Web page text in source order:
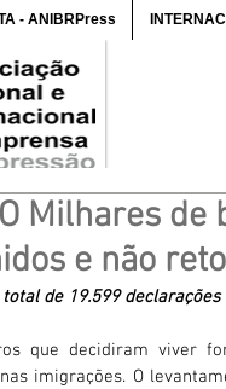
- ANIBRPress
Milhares
e não
de 19.599
que decidiram viver
imigrações. O